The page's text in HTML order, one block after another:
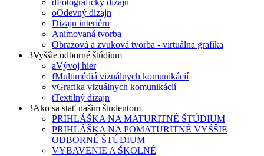
dFotografický dizajn
oOdevný dizajn
Dizajn interiéru
Animovaná tvorba
Obrazová a zvuková tvorba - virtuálna grafika
3Vyššie odborné štúdium
aVývoj hier
fMultimédiá vizuálnych komunikácií
vGrafika vizuálnych komunikácií
tTextilný dizajn
3Ako sa stať našim študentom
PRIHLÁŠKA NA MATURITNÉ ŠTÚDIUM
PRIHLÁŠKA NA POMATURITNÉ VYŠŠIE
ODBORNÉ ŠTÚDIUM
VYBAVENIE A ŠKOLNÉ